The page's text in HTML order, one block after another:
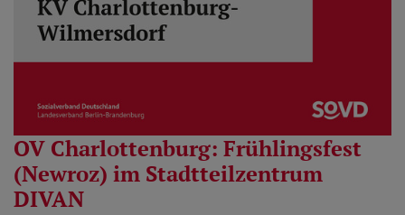
OV Charlottenburg: Frühlingsfest
(Newroz) im Stadtteilzentrum
DIVAN